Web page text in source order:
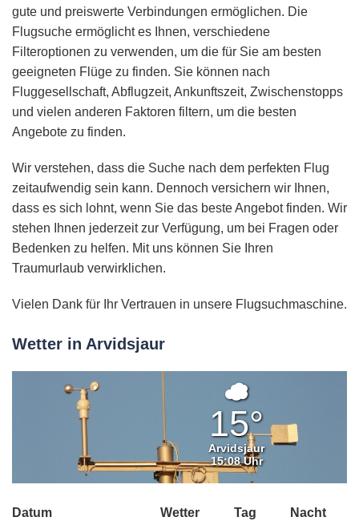
gute und preiswerte Verbindungen ermöglichen. Die
Flugsuche ermöglicht es Ihnen, verschiedene
Filteroptionen zu verwenden, um die für Sie am besten
geeigneten Flüge zu finden. Sie können nach
Fluggesellschaft, Abflugzeit, Ankunftszeit, Zwischenstopps
und vielen anderen Faktoren filtern, um die besten
Angebote zu finden.
Wir verstehen, dass die Suche nach dem perfekten Flug
zeitaufwendig sein kann. Dennoch versichern wir Ihnen,
dass es sich lohnt, wenn Sie das beste Angebot finden. Wir
stehen Ihnen jederzeit zur Verfügung, um bei Fragen oder
Bedenken zu helfen. Mit uns können Sie Ihren
Traumurlaub verwirklichen.
Vielen Dank für Ihr Vertrauen in unsere Flugsuchmaschine.
Wetter in Arvidsjaur
bewölkt
15°
Arvidsjaur
15:08 Uhr
Datum Wetter Tag Nacht